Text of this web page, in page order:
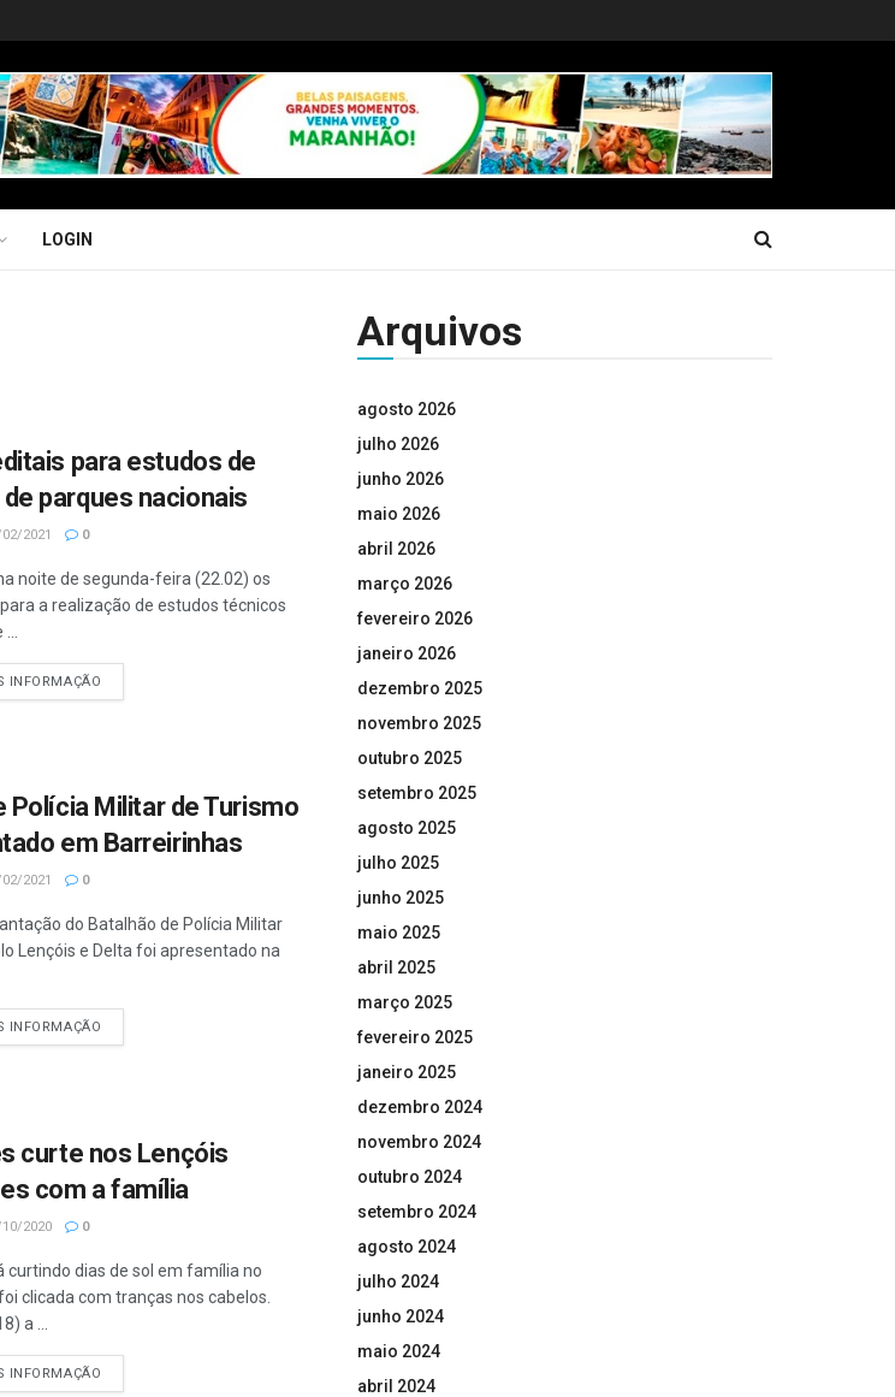
LOGIN
para estudos de
parques nacionais
2021 0
noite de segunda-feira (22.02) os
a realização de estudos técnicos
INFORMAÇÃO
Polícia Militar de Turismo
em Barreirinhas
2021 0
do Batalhão de Polícia Militar
Lençóis e Delta foi apresentado na
INFORMAÇÃO
curte nos Lençóis
com a família
2020 0
curtindo dias de sol em família no
clicada com tranças nos cabelos.
a ...
INFORMAÇÃO
Arquivos
agosto 2026
julho 2026
junho 2026
maio 2026
abril 2026
março 2026
fevereiro 2026
janeiro 2026
dezembro 2025
novembro 2025
outubro 2025
setembro 2025
agosto 2025
julho 2025
junho 2025
maio 2025
abril 2025
março 2025
fevereiro 2025
janeiro 2025
dezembro 2024
novembro 2024
outubro 2024
setembro 2024
agosto 2024
julho 2024
junho 2024
maio 2024
abril 2024